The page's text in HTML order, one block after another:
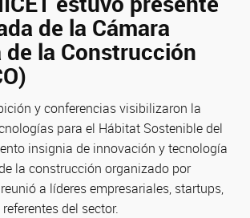
de la Cámara
la Construcción
y conferencias visibilizaron la
para el Hábitat Sostenible del
insignia de innovación y tecnología
la construcción organizado por
a líderes empresariales, startups,
del sector.